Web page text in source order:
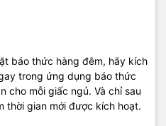
báo thức hàng đêm, hãy kích
trong ứng dụng báo thức
cho mỗi giấc ngủ. Và chỉ sau
thời gian mới được kích hoạt.